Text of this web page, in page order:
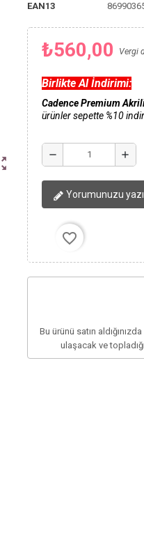
EAN13
₺560,00 Vergi
Birlikte Al İndirimi:
Cadence Premium
ürünler sepette %10
remove add
Yorumunuzu
favorite_border
Bu ürünü satın aldığınızda
ulaşacak ve